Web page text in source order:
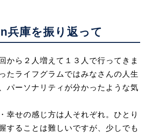
兵庫を振り返って
から２人増えて１３人で行ってきま
たライフグラムではみなさんの人生
パーソナリティが分かったような気
幸せの感じ方は人それぞれ。ひとり
することは難しいですが、少しでも